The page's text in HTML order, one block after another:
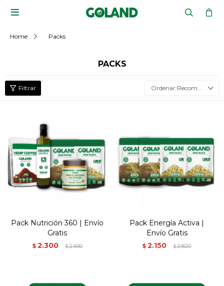

Home Packs
PACKS
Recomendados
Pack Nutrición 360 | Envío
Gratis
$ 2.300 $2.930
Pack Energía Activa |
Envío Gratis
$ 2.150 $2.820